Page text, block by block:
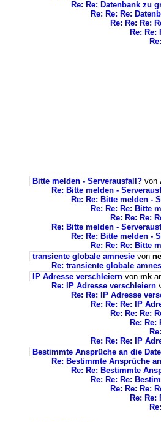
Re: Re: Datenbank zu
Re: Re: Re:
Re: Re: Re:
Re: Re:
Bitte melden - Serverausfall? von
Re: Bitte melden -
Re: Re: Bitte melden -
Re: Re: Re: Bitte
Re: Re: Re:
Re: Bitte melden -
Re: Re: Bitte melden -
Re: Re: Re: Bitte
transiente globale amnesie von
Re: transiente globale
IP Adresse verschleiern von mk
Re: IP Adresse verschleiern
Re: Re: IP Adresse
Re: Re: Re: IP
Re: Re: Re:
Re: Re:
Re: Re: Re: IP
Bestimmte Ansprüche an die
Re: Bestimmte Ansprüche
Re: Re: Bestimmte
Re: Re: Re:
Re: Re: Re:
Re: